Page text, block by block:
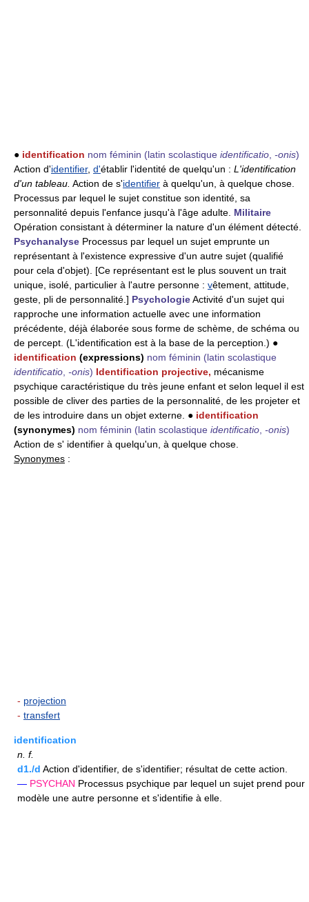
● identification nom féminin (latin scolastique identificatio -onis)
Action d'identifier, d'établir l'identité de quelqu'un : L'identification
d'un tableau. Action de s'identifier à quelqu'un, à quelque chose.
Processus par lequel le sujet constitue son identité, sa
personnalité depuis l'enfance jusqu'à l'âge adulte. Militaire
Opération consistant à déterminer la nature d'un élément détecté.
Psychanalyse Processus par lequel un sujet emprunte un
représentant à l'existence expressive d'un autre sujet (qualifié
pour cela d'objet). [Ce représentant est le plus souvent un trait
unique, isolé, particulier à l'autre personne : vêtement, attitude,
geste, pli de personnalité.] PsychologieActivité d'un sujet qui
rapproche une information actuelle avec une information
précédente, déjà élaborée sous forme de schème, de schéma ou
de percept. (L'identification est à la base de la perception.) ●
identification (expressions) nom féminin (latin scolastique
identificatio -onis) Identification projective, mécanisme
psychique caractéristique du très jeune enfant et selon lequel il est
possible de cliver des parties de la personnalité, de les projeter et
de les introduire dans un objet externe. ● identification
(synonymes) nom féminin (latin scolastique identificatio -onis)
Action de s' identifier à quelqu'un, à quelque chose.
Synonymes :
- projection
- transfert
identification
n. f.
d1./d Action d'identifier, de s'identifier; résultat de cette action.
— PSYCHAN Processus psychique par lequel un sujet prend pour
modèle une autre personne et s'identifie à elle.